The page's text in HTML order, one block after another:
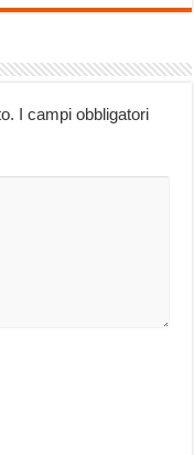
I campi obbligatori